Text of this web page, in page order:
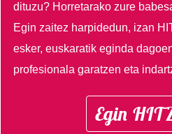
dituzu? Horretarako zure
Egin zaitez harpidedun, izan
esker, euskaratik eginda
profesionala garatzen eta
Egin